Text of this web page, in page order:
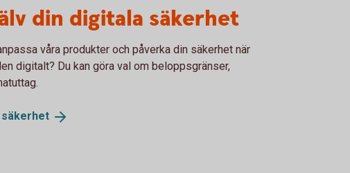
din digitala säkerhet
våra produkter och påverka din säkerhet när
digitalt? Du kan göra val om beloppsgränser,
säkerhet